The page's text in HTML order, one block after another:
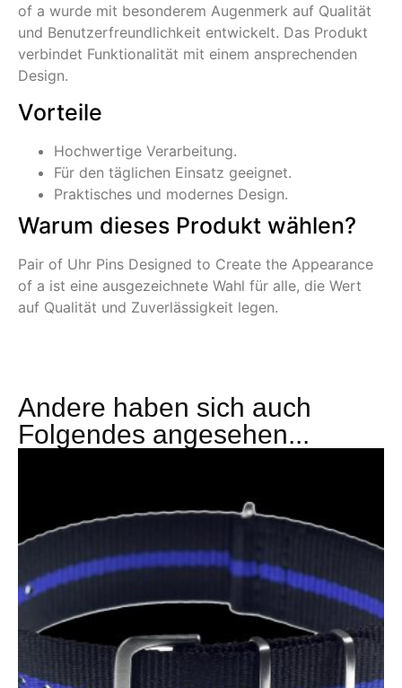
of a wurde mit besonderem Augenmerk auf Qualität
und Benutzerfreundlichkeit entwickelt. Das Produkt
verbindet Funktionalität mit einem ansprechenden
Design.
Vorteile
Hochwertige Verarbeitung.
Für den täglichen Einsatz geeignet.
Praktisches und modernes Design.
Warum dieses Produkt wählen?
Pair of Uhr Pins Designed to Create the Appearance
of a ist eine ausgezeichnete Wahl für alle, die Wert
auf Qualität und Zuverlässigkeit legen.
Andere haben sich auch
Folgendes angesehen...